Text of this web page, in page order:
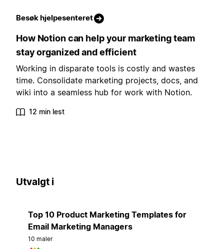
Besøk hjelpesenteret
How Notion can help your marketing team
stay organized and efficient
Working in disparate tools is costly and wastes
time. Consolidate marketing projects, docs, and
wiki into a seamless hub for work with Notion.
12 min lest
Utvalgt i
Top 10 Product Marketing Templates for
Email Marketing Managers
10 maler